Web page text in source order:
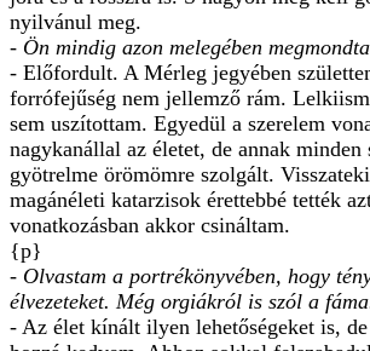
nyilvánul meg.
- Ön mindig azon melegében
- Előfordult. A Mérleg jegyében
forrófejűség nem jellemző rám.
sem uszítottam. Egyedül a szerelem
nagykanállal az életet, de annak minden
gyötrelme örömömre szolgált.
magánéleti katarzisok érettebbé tették
vonatkozásban akkor csináltam.
{p}
- Olvastam a portrékönyvében, hogy
élvezeteket. Még orgiákról is szól a
- Az élet kínált ilyen lehetőségeket is,